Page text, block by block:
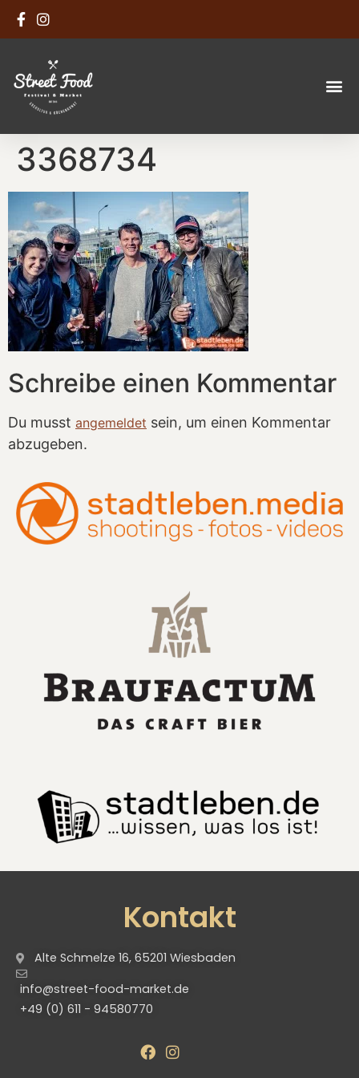
3368734
Schreibe einen Kommentar
Du musst angemeldet sein, um einen Kommentar
abzugeben.
Kontakt
Alte Schmelze 16, 65201 Wiesbaden
info@street-food-market.de
+49 (0) 611 - 94580770